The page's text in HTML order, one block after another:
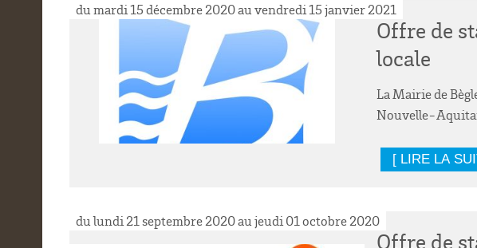
du mardi 15 décembre 2020 au vendredi 15 janvier 2021
Offre de
locale
La Mairie de
Nouvelle-
[ LIRE LA
du lundi 21 septembre 2020 au jeudi 01 octobre 2020
Offre de